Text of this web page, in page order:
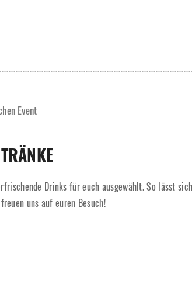
Drinks für euch ausgewählt. So lässt
uns auf euren Besuch!